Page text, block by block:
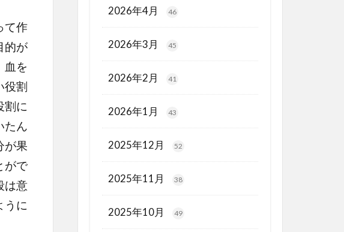
て作
的が
血を
役割
割に
たん
が果
がで
は意
うに
2026年4月 46
2026年3月 45
2026年2月 41
2026年1月 43
2025年12月 52
2025年11月 38
2025年10月 49